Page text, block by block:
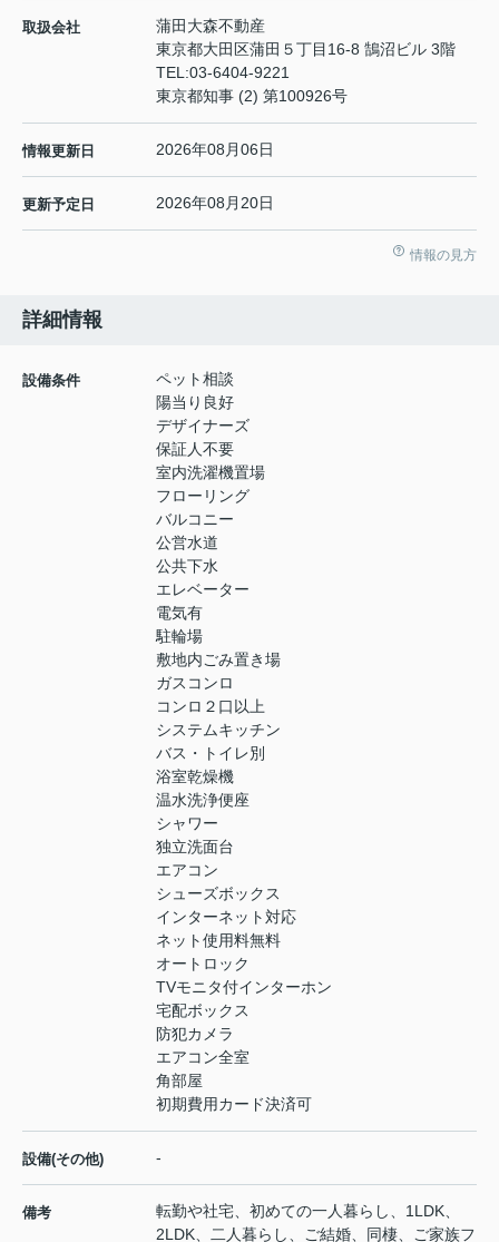
取扱会社
蒲田大森不動産
東京都大田区蒲田５丁目16-8 鵠沼ビル 3階
TEL:03-6404-9221
東京都知事 (2) 第100926号
情報更新日 2026年08月06日
更新予定日 2026年08月20日
情報の見方
詳細情報
設備条件
ペット相談
陽当り良好
デザイナーズ
保証人不要
室内洗濯機置場
フローリング
バルコニー
公営水道
公共下水
エレベーター
電気有
駐輪場
敷地内ごみ置き場
ガスコンロ
コンロ２口以上
システムキッチン
バス・トイレ別
浴室乾燥機
温水洗浄便座
シャワー
独立洗面台
エアコン
シューズボックス
インターネット対応
ネット使用料無料
オートロック
TVモニタ付インターホン
宅配ボックス
防犯カメラ
エアコン全室
角部屋
初期費用カード決済可
設備(その他) -
備考
転勤や社宅、初めての一人暮らし、1LDK、
2LDK、二人暮らし、ご結婚、同棲、ご家族フ